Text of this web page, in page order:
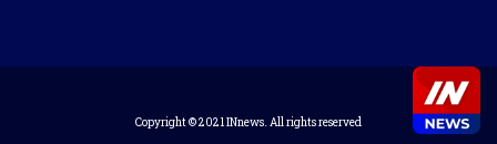
Copyright © 2021 INnews. All rights reserved